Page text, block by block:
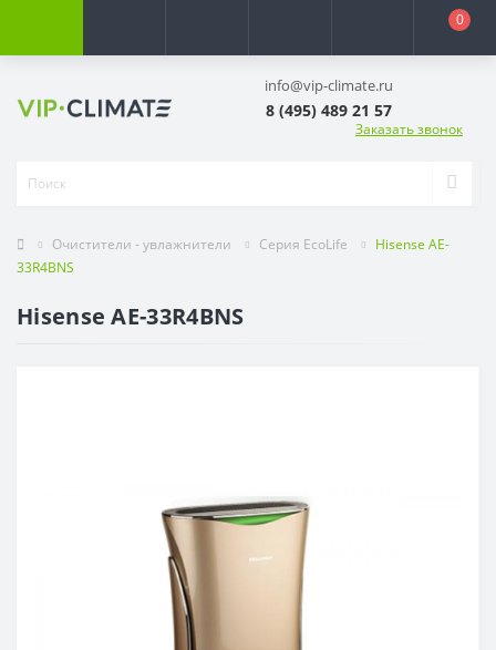
0
info@vip-climate.ru
8 (495) 489 21 57
Заказать звонок
Очистители - увлажнители Серия EcoLife
Hisense AE-
33R4BNS
Hisense AE-33R4BNS